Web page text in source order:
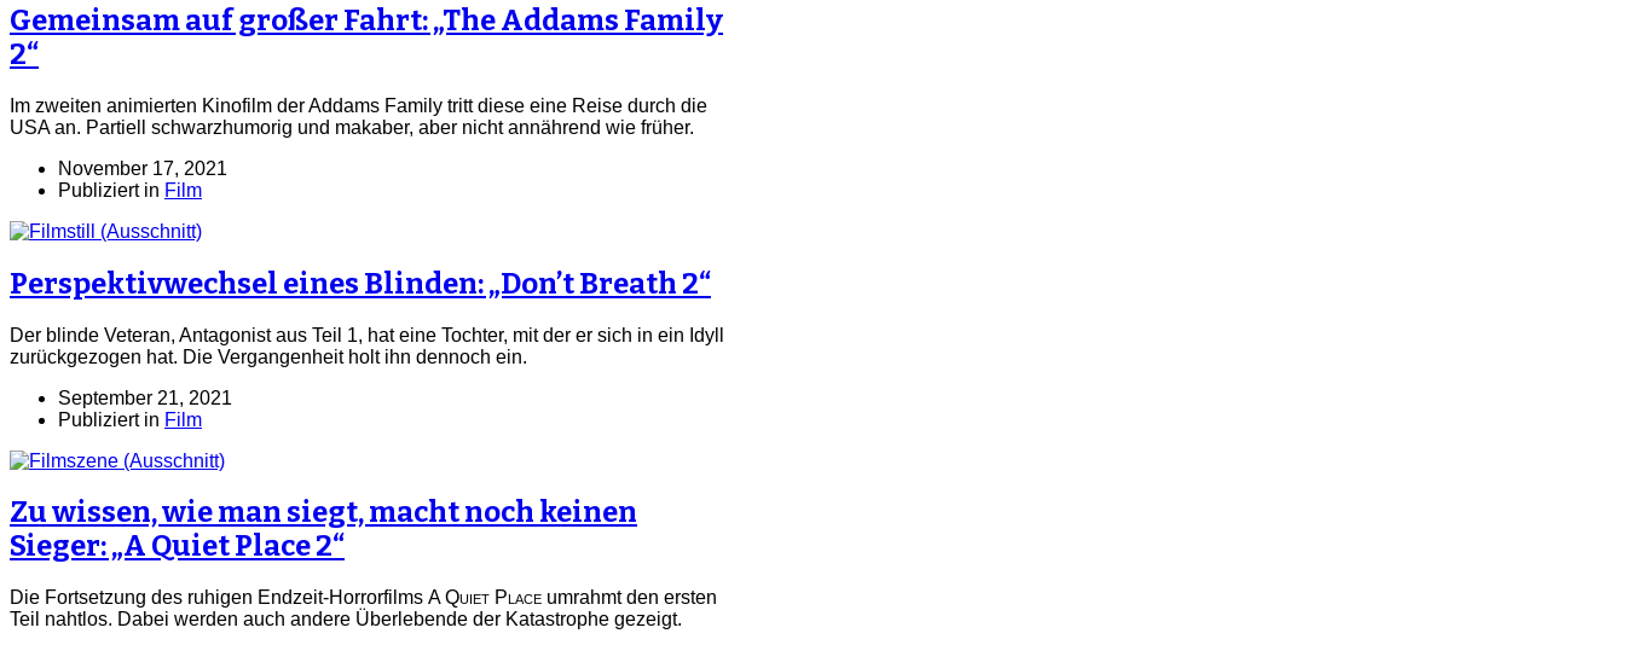
Gemeinsam auf großer Fahrt: „The Addams Family
2“
Im zweiten animierten Kinofilm der Addams Family tritt diese eine Reise durch die
USA an. Partiell schwarzhumorig und makaber, aber nicht annährend wie früher.
November 17, 2021
Publiziert in Film
Perspektivwechsel eines Blinden: „Don’t Breath 2“
Der blinde Veteran, Antagonist aus Teil 1, hat eine Tochter, mit der er sich in ein Idyll
zurückgezogen hat. Die Vergangenheit holt ihn dennoch ein.
September 21, 2021
Publiziert in Film
Zu wissen, wie man siegt, macht noch keinen
Sieger: „A Quiet Place 2“
Die Fortsetzung des ruhigen Endzeit-Horrorfilms A Quiet Place umrahmt den ersten
Teil nahtlos. Dabei werden auch andere Überlebende der Katastrophe gezeigt.